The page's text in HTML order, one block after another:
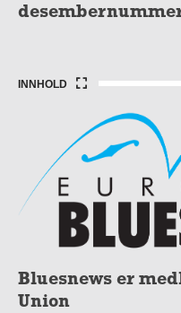
INNHOLD
Bluesnews er
Union